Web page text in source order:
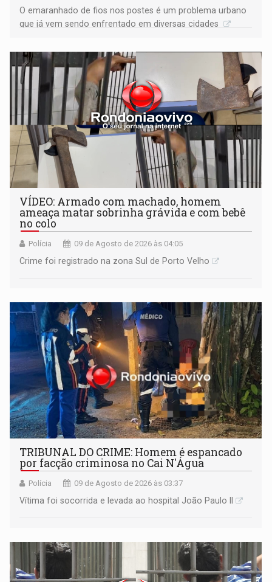
O emaranhado de fios nos postes é um problema urbano
que já vem sendo enfrentado em diversas cidades
VÍDEO: Armado com machado, homem
ameaça matar sobrinha grávida e com bebê
no colo
Polícia 09 de Agosto de 2026 às 04:05
Crime foi registrado na zona Sul de Porto Velho
TRIBUNAL DO CRIME: Homem é espancado
por facção criminosa no Cai N'Água
Polícia 09 de Agosto de 2026 às 03:37
Vítima foi socorrida e levada ao hospital João Paulo II